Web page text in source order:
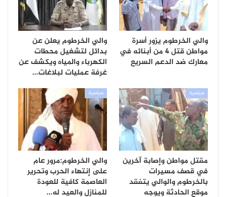
والي الخرطوم يزور أسرة
مواطن قتل 4 من أبنائه في
معارك ضد الدعم السريع
والي الخرطوم يعلن عن
بدائل لتشغيل محطات
الكهرباء والمياه ويكشف عن
غرفة عمليات لبلاغات…
سياسية
مقتل مواطن وإصابة آخرين
في قصف مسيرات
بالخرطوم والوالي يتفقد
موقع الحادثة ويوجه
سياسية
والي الخرطوم:مرور عام
على إنتهاء الحرب وتحرير
العاصمة كافية للعودة
للمنازل والعيد له…